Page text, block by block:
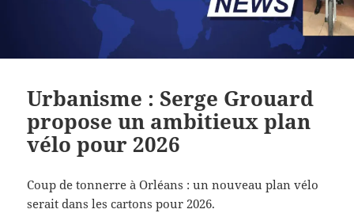
Urbanisme : Serge Grouard
propose un ambitieux plan
vélo pour 2026
Coup de tonnerre à Orléans : un nouveau plan vélo
serait dans les cartons pour 2026.